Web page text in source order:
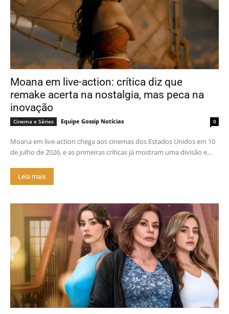
Moana em live-action: crítica diz que
remake acerta na nostalgia, mas peca na
inovação
Cinema e Séries Equipe Gossip Notícias 0
Moana em live-action chega aos cinemas dos Estados Unidos em 10
de julho de 2026, e as primeiras críticas já mostram uma divisão e...
Leia mais